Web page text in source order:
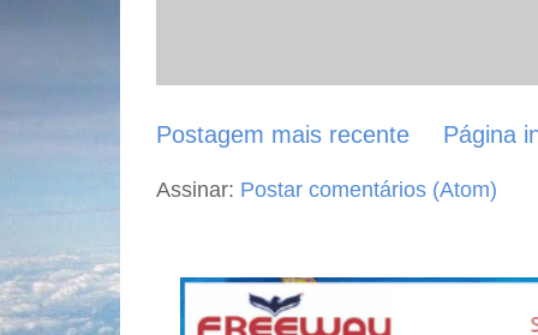
Postagem mais recente Página
Assinar: Postar comentários (Atom)